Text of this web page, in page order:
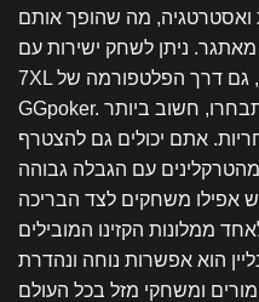
ואסטרטגיה, מה שהופך אותם
ניתן לשחק ישירות עם
7XL במשחקי הימורים מקוונים וכמו כן, גם דרך הפלטפורמה של
GGpoker. לא משנה לאיזה אתר הימורים תבחרו, חשוב ביותר
אתם יכולים גם להצטרף
עם הגבלה גבוהה
אפילו משחקים לצד הבריכה
ממלונות הקזינו המובילים
הוא אפשרות נוחה ונהדרת